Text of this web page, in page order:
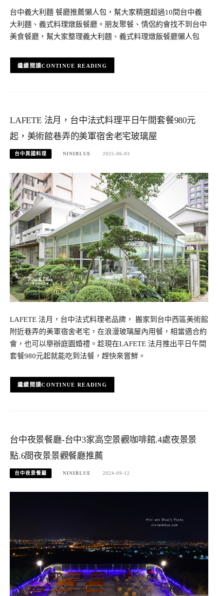
台中義大利麵 餐廳推薦懶人包，幫大家精選超過10間台中義
大利麵、義式料理燉飯餐廳。朋友聚餐、情侶約會找不到台中
美食餐廳，幫大家整理義大利麵、義式料理燉飯餐廳懶人包
CONTINUE READING
LAFETE 法月，台中法式料理平日午間套餐980元
起，美術館巷弄的美軍宿舍老宅玻璃屋
台中異國料理 NINIBLUE 2025-06-03
LAFETE 法月，台中法式料理老品牌， 搬家到台中西區美術館
附近巷弄的美軍宿舍老宅，在浪漫玻璃屋內用餐，相當適合約
會，也可以舉辦庭園婚禮。趁現在LAFETE 法月推出平日午間
套餐980元起就能吃到法餐，趕快來嘗鮮。
CONTINUE READING
台中夜景餐廳-台中3家高空景觀咖啡館.4處夜景景
點.6間夜景景觀餐廳推薦
台中夜景餐廳 NINIBLUE 2024-09-12